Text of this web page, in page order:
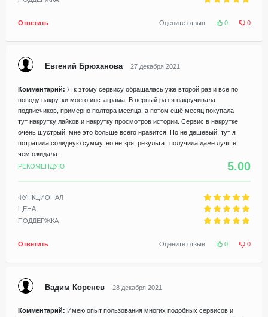
Ответить Оцените отзыв 0 0
Евгений Брюханова 27 декабря 2021
Комментарий: Я к этому сервису обращалась уже второй раз и всё по
поводу накрутки моего инстаграма. В первый раз я накручивала
подписчиков, примерно полтора месяца, а потом ещё месяц покупала
тут накрутку лайков и накрутку просмотров истории. Сервис в накрутке
очень шустрый, мне это больше всего нравится. Но не дешёвый, тут я
потратила солидную сумму, но не зря, результат получила даже лучше
чем ожидала.
РЕКОМЕНДУЮ
5.00
ФУНКЦИОНАЛ
ЦЕНА
ПОДДЕРЖКА
Ответить Оцените отзыв 0 0
Вадим Коренев 28 декабря 2021
Комментарий: Имею опыт пользования многих подобных сервисов и